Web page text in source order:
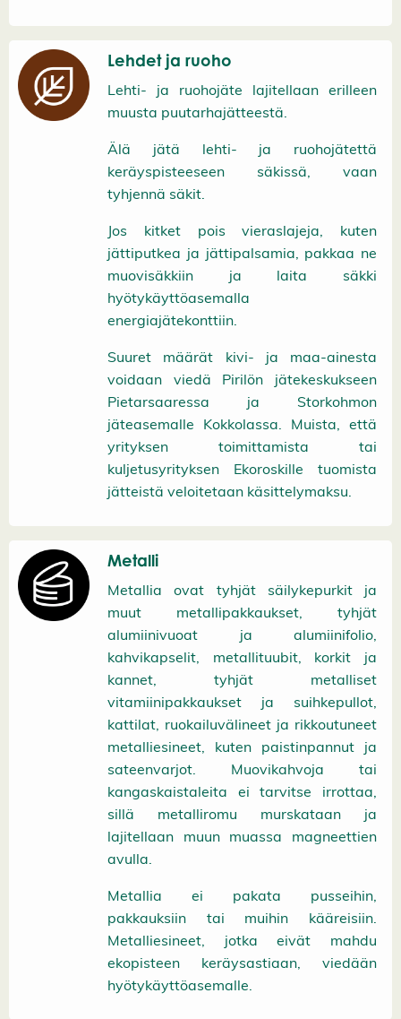
Lehdet ja ruoho
Lehti- ja ruohojäte lajitellaan erilleen
muusta puutarhajätteestä.
Älä jätä lehti- ja ruohojätettä
keräyspisteeseen säkissä, vaan
tyhjennä säkit.
Jos kitket pois vieraslajeja, kuten
jättiputkea ja jättipalsamia, pakkaa ne
muovisäkkiin ja laita säkki
hyötykäyttöasemalla
energiajätekonttiin.
Suuret määrät kivi- ja maa-ainesta
voidaan viedä Pirilön jätekeskukseen
Pietarsaaressa ja Storkohmon
jäteasemalle Kokkolassa. Muista, että
yrityksen toimittamista tai
kuljetusyrityksen Ekoroskille tuomista
jätteistä veloitetaan käsittelymaksu.
Metalli
Metallia ovat tyhjät säilykepurkit ja
muut metallipakkaukset, tyhjät
alumiinivuoat ja alumiinifolio,
kahvikapselit, metallituubit, korkit ja
kannet, tyhjät metalliset
vitamiinipakkaukset ja suihkepullot,
kattilat, ruokailuvälineet ja rikkoutuneet
metalliesineet, kuten paistinpannut ja
sateenvarjot. Muovikahvoja tai
kangaskaistaleita ei tarvitse irrottaa,
sillä metalliromu murskataan ja
lajitellaan muun muassa magneettien
avulla.
Metallia ei pakata pusseihin,
pakkauksiin tai muihin kääreisiin.
Metalliesineet, jotka eivät mahdu
ekopisteen keräysastiaan, viedään
hyötykäyttöasemalle.